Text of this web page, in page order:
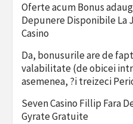
Oferte acum Bonus
Depunere Disponibile La
Casino
Da, bonusurile are de
valabilitate (de obicei
asemenea, ?i treizeci
Seven Casino Fillip Fara
Gyrate Gratuite